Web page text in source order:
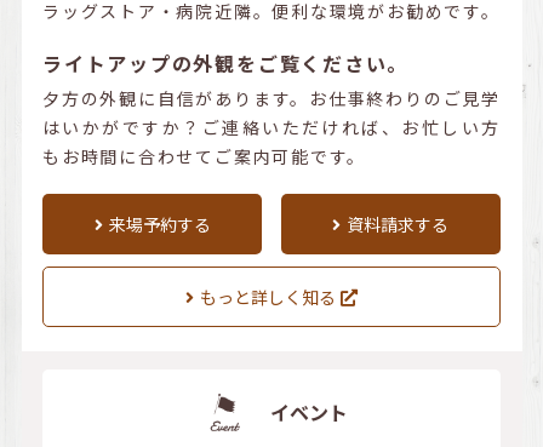
ラッグストア・病院近隣。便利な環境がお勧めです。
ライトアップの外観をご覧ください。
夕方の外観に自信があります。お仕事終わりのご見学
はいかがですか？ご連絡いただければ、お忙しい方
もお時間に合わせてご案内可能です。
来場予約する 資料請求する
もっと詳しく知る
イベント